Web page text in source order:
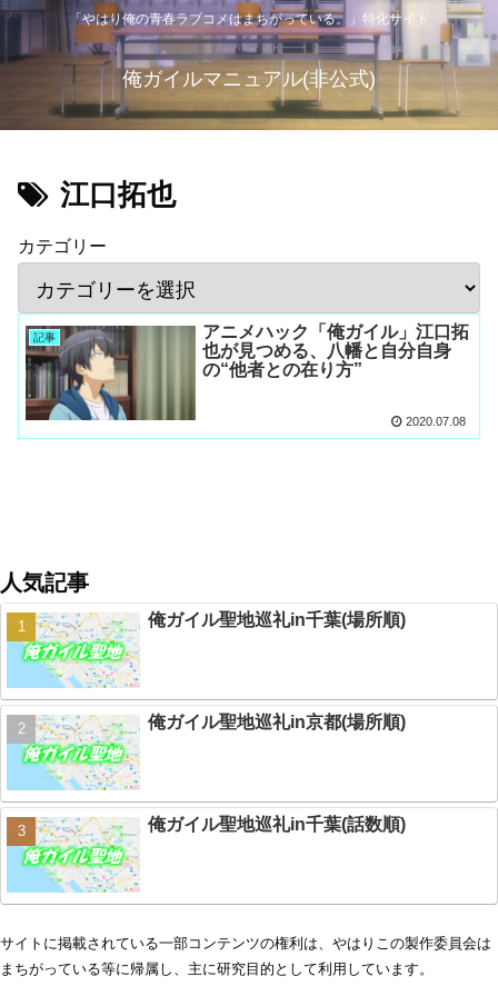
「やはり俺の青春ラブコメはまちがっている。」特化サイト
俺ガイルマニュアル(非公式)
江口拓也
カテゴリー
記事
アニメハック「俺ガイル」江口拓
也が見つめる、八幡と自分自身
の“他者との在り方”
2020.07.08
人気記事
俺ガイル聖地巡礼in千葉(場所順)
俺ガイル聖地巡礼in京都(場所順)
俺ガイル聖地巡礼in千葉(話数順)
サイトに掲載されている一部コンテンツの権利は、やはりこの製作委員会は
まちがっている等に帰属し、主に研究目的として利用しています。